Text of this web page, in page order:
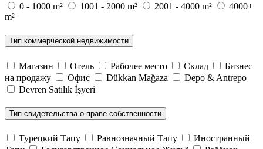
0 - 1000 m² 1001 - 2000 m² 2001 - 4000 m²
4000+
m²
Тип коммерческой недвижимости
Магазин Отель Рабочее место Склад
Бизнес
на продажу
Офис Dükkan Mağaza
Depo & Antrepo
Devren Satılık İşyeri
Тип свидетельства о праве собственности
Турецкий Тапу Равнозначный Тапу
Иностранный